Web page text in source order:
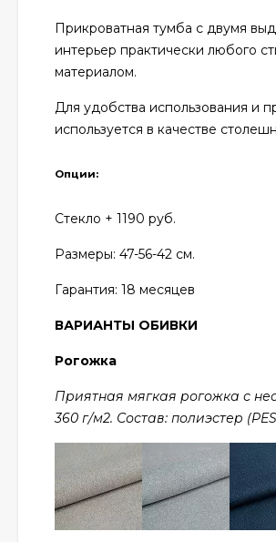
Прикроватная тумба с двумя
интерьер практически любого
материалом.
Для удобства использования и
используется в качестве
Опции:
Стекло + 1190 руб.
Размеры: 47-56-42 см.
Гарантия: 18 месяцев
ВАРИАНТЫ ОБИВКИ
Рогожка
Приятная мягкая рогожка с
360 г/м2. Состав: полиэстер